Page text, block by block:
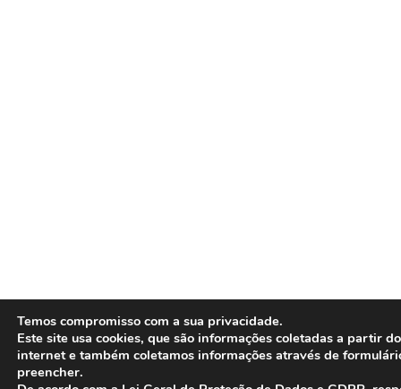
Temos compromisso com a sua privacidade.
Este site usa cookies, que são informações coletadas a partir
internet e também coletamos informações através de
preencher.